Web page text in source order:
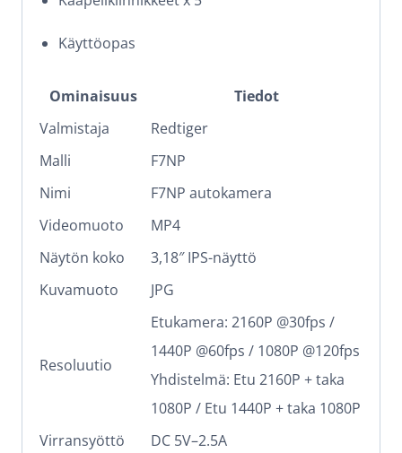
Käyttöopas
Ominaisuus
Tiedot
Valmistaja
Redtiger
Malli
F7NP
Nimi
F7NP autokamera
Videomuoto
MP4
Näytön koko
3,18″ IPS-näyttö
Kuvamuoto
JPG
Resoluutio
Etukamera: 2160P @30fps /
1440P @60fps / 1080P @120fps
Yhdistelmä: Etu 2160P + taka
1080P / Etu 1440P + taka 1080P
Virransyöttö
DC 5V–2.5A